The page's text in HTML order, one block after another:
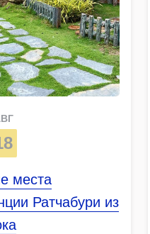
места
Ратчабури из